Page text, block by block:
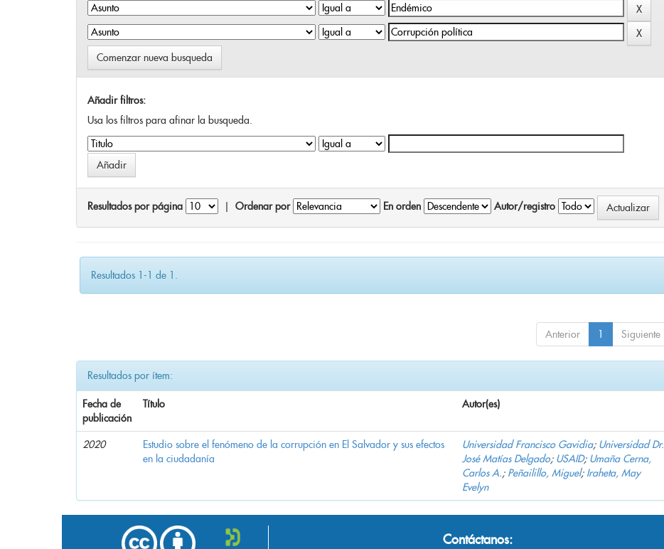
Comenzar nueva busqueda
Añadir filtros:
Usa los filtros para afinar la busqueda.
Resultados por página Ordenar por En orden Autor/registro
Resultados 1-1 de 1.
Anterior 1 Siguiente
Resultados por ítem:
Fecha de
publicación
Título Autor(es)
2020
Estudio sobre el fenómeno de la corrupción en El Salvador y sus efectos
en la ciudadanía
Universidad Francisco Gavidia; Universidad Dr.
José Matías Delgado; USAID; Umaña Cerna,
Carlos A.; Peñailillo, Miguel; Iraheta, May
Evelyn
Contáctanos: